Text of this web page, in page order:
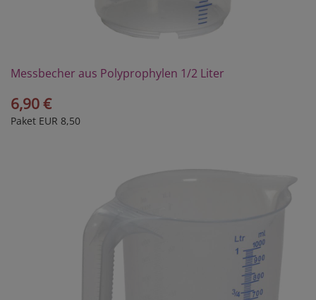
Messbecher aus Polyprophylen 1/2 Liter
6,90 €
Paket EUR 8,50